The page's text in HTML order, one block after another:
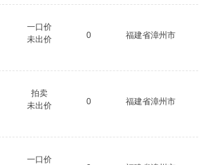
一口价
未出价
0 福建省漳州市
拍卖
未出价
0 福建省漳州市
一口价